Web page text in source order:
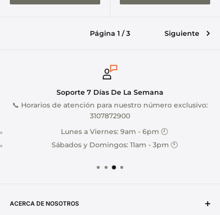
Página 1 / 3 Siguiente
Soporte 7 Días De La Semana
📞 Horarios de atención para nuestro número exclusivo:
3107872900
Lunes a Viernes: 9am - 6pm 🕘
Sábados y Domingos: 11am - 3pm 🕚
ACERCA DE NOSOTROS